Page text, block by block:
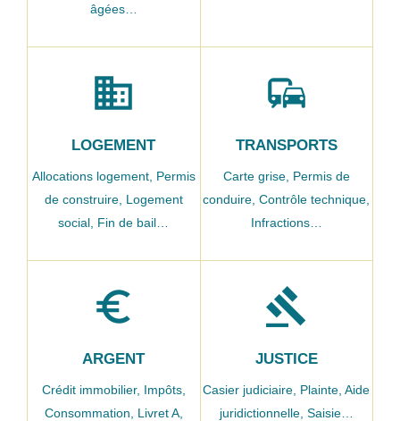
âgées…
domain
LOGEMENT
Allocations logement, Permis
de construire, Logement
social, Fin de bail…
commute
TRANSPORTS
Carte grise, Permis de
conduire,Contrôle technique,
Infractions…
euro_symbol
ARGENT
Crédit immobilier, Impôts,
Consommation, Livret A,
gavel
JUSTICE
Casier judiciaire, Plainte,Aide
juridictionnelle, Saisie…